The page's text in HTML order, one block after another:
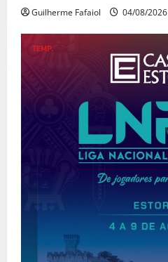
Guilherme Fafaiol 04/08/2026